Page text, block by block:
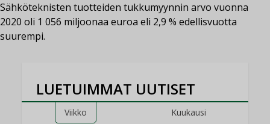
Sähköteknisten tuotteiden tukkumyynnin arvo vuonna
2020 oli 1 056 miljoonaa euroa eli 2,9 % edellisvuotta
suurempi.
LUETUIMMAT UUTISET
Viikko Kuukausi